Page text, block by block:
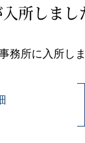
所しまし
務所に入所し